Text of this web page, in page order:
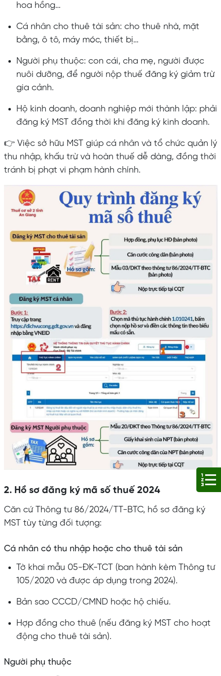
hoa hồng…
Cá nhân cho thuê tài sản: cho thuê nhà, mặt
bằng, ô tô, máy móc, thiết bị…
Người phụ thuộc: con cái, cha mẹ, người được
nuôi dưỡng, để người nộp thuế đăng ký giảm trừ
gia cảnh.
Hộ kinh doanh, doanh nghiệp mới thành lập: phải
đăng ký MST đồng thời khi đăng ký kinh doanh.
👉 Việc sở hữu MST giúp cá nhân và tổ chức quản lý
thu nhập, khấu trừ và hoàn thuế dễ dàng, đồng thời
tránh bị phạt vi phạm hành chính.
2. Hồ sơ đăng ký mã số thuế 2024
Căn cứ Thông tư 86/2024/TT-BTC, hồ sơ đăng ký
MST tùy từng đối tượng:
Cá nhân có thu nhập hoặc cho thuê tài sản
Tờ khai mẫu 05-ĐK-TCT (ban hành kèm Thông tư
105/2020 và được áp dụng trong 2024).
Bản sao CCCD/CMND hoặc hộ chiếu.
Hợp đồng cho thuê (nếu đăng ký MST cho hoạt
động cho thuê tài sản).
Người phụ thuộc